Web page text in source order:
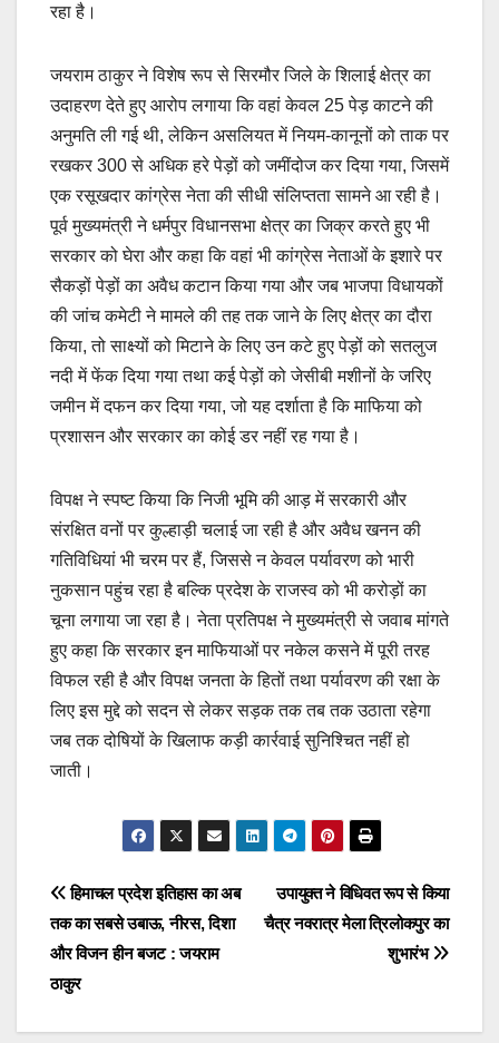
रहा है।
जयराम ठाकुर ने विशेष रूप से सिरमौर जिले के शिलाई क्षेत्र का
उदाहरण देते हुए आरोप लगाया कि वहां केवल 25 पेड़ काटने की
अनुमति ली गई थी, लेकिन असलियत में नियम-कानूनों को ताक पर
रखकर 300 से अधिक हरे पेड़ों को जमींदोज कर दिया गया, जिसमें
एक रसूखदार कांग्रेस नेता की सीधी संलिप्तता सामने आ रही है।
पूर्व मुख्यमंत्री ने धर्मपुर विधानसभा क्षेत्र का जिक्र करते हुए भी
सरकार को घेरा और कहा कि वहां भी कांग्रेस नेताओं के इशारे पर
सैकड़ों पेड़ों का अवैध कटान किया गया और जब भाजपा विधायकों
की जांच कमेटी ने मामले की तह तक जाने के लिए क्षेत्र का दौरा
किया, तो साक्ष्यों को मिटाने के लिए उन कटे हुए पेड़ों को सतलुज
नदी में फेंक दिया गया तथा कई पेड़ों को जेसीबी मशीनों के जरिए
जमीन में दफन कर दिया गया, जो यह दर्शाता है कि माफिया को
प्रशासन और सरकार का कोई डर नहीं रह गया है।
विपक्ष ने स्पष्ट किया कि निजी भूमि की आड़ में सरकारी और
संरक्षित वनों पर कुल्हाड़ी चलाई जा रही है और अवैध खनन की
गतिविधियां भी चरम पर हैं, जिससे न केवल पर्यावरण को भारी
नुकसान पहुंच रहा है बल्कि प्रदेश के राजस्व को भी करोड़ों का
चूना लगाया जा रहा है। नेता प्रतिपक्ष ने मुख्यमंत्री से जवाब मांगते
हुए कहा कि सरकार इन माफियाओं पर नकेल कसने में पूरी तरह
विफल रही है और विपक्ष जनता के हितों तथा पर्यावरण की रक्षा के
लिए इस मुद्दे को सदन से लेकर सड़क तक तब तक उठाता रहेगा
जब तक दोषियों के खिलाफ कड़ी कार्रवाई सुनिश्चित नहीं हो
जाती।
Post
navigation
उपायुक्त ने विधिवत रूप से किया
चैत्र नवरात्र मेला त्रिलोकपुर का
शुभारंभ
हिमाचल प्रदेश इतिहास का अब
तक का सबसे उबाऊ, नीरस, दिशा
और विजन हीन बजट : जयराम
ठाकुर